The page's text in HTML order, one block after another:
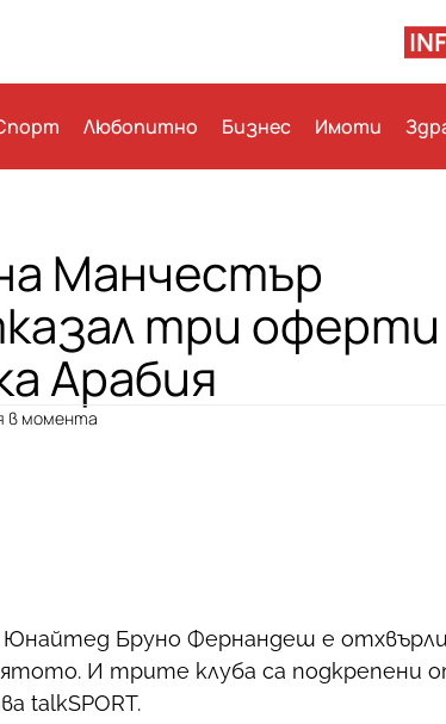
Любопитно Бизнес Имоти
Манчестър
три оферти
Арабия
в момента
Бруно Фернандеш е
И трите клуба са подкрепени
talkSPORT.